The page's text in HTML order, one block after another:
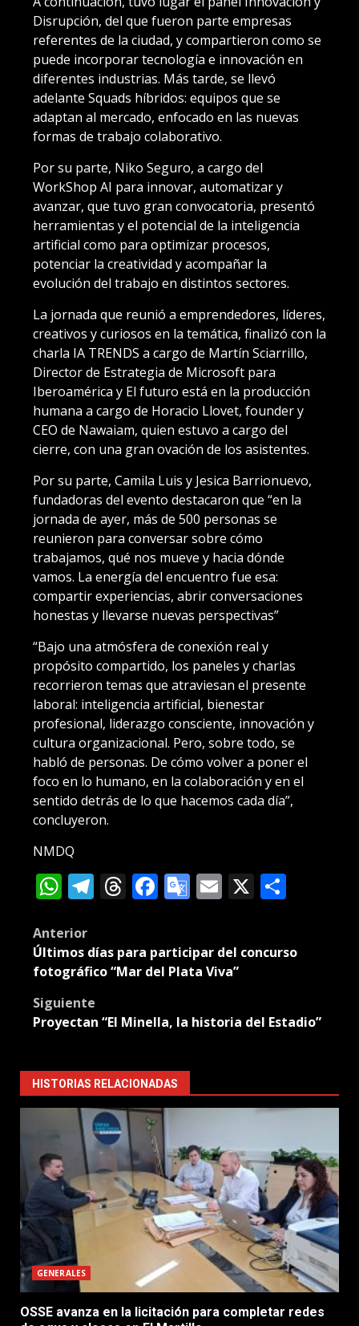
Disrupción, del que fueron parte empresas
referentes de la ciudad, y compartieron como se
puede incorporar tecnología e innovación en
diferentes industrias. Más tarde, se llevó
adelante Squads híbridos: equipos que se
adaptan al mercado, enfocado en las nuevas
formas de trabajo colaborativo.
Por su parte, Niko Seguro, a cargo del
WorkShop AI para innovar, automatizar y
avanzar, que tuvo gran convocatoria, presentó
herramientas y el potencial de la inteligencia
artificial como para optimizar procesos,
potenciar la creatividad y acompañar la
evolución del trabajo en distintos sectores.
La jornada que reunió a emprendedores, líderes,
creativos y curiosos en la temática, finalizó con la
charla IA TRENDS a cargo de Martín Sciarrillo,
Director de Estrategia de Microsoft para
Iberoamérica y El futuro está en la producción
humana a cargo de Horacio Llovet, founder y
CEO de Nawaiam, quien estuvo a cargo del
cierre, con una gran ovación de los asistentes.
Por su parte, Camila Luis y Jesica Barrionuevo,
fundadoras del evento destacaron que “en la
jornada de ayer, más de 500 personas se
reunieron para conversar sobre cómo
trabajamos, qué nos mueve y hacia dónde
vamos. La energía del encuentro fue esa:
compartir experiencias, abrir conversaciones
honestas y llevarse nuevas perspectivas”
“Bajo una atmósfera de conexión real y
propósito compartido, los paneles y charlas
recorrieron temas que atraviesan el presente
laboral: inteligencia artificial, bienestar
profesional, liderazgo consciente, innovación y
cultura organizacional. Pero, sobre todo, se
habló de personas. De cómo volver a poner el
foco en lo humano, en la colaboración y en el
sentido detrás de lo que hacemos cada día”,
concluyeron.
NMDQ
WhatsApp
Telegram
Threads
Facebook
Google
Email
X
Post
navigation
Anterior
Últimos días para participar del concurso
fotográfico “Mar del Plata Viva”
Siguiente
Proyectan “El Minella, la historia del Estadio”
HISTORIAS RELACIONADAS
GENERALES
OSSE avanza en la licitación para completar redes